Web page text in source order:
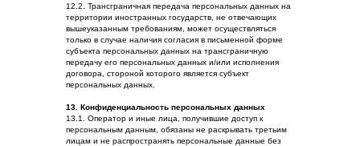
12.2. Трансграничная передача персональных данных на
территории иностранных государств, не отвечающих
вышеуказанным требованиям, может осуществляться
только в случае наличия согласия в письменной форме
субъекта персональных данных на трансграничную
передачу его персональных данных и/или исполнения
договора, стороной которого является субъект
персональных данных.
13. Конфиденциальность персональных данных
13.1. Оператор и иные лица, получившие доступ к
персональным данным, обязаны не раскрывать третьим
лицам и не распространять персональные данные без